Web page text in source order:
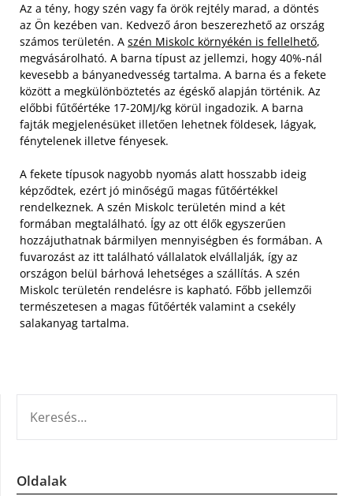
Az a tény, hogy szén vagy fa örök rejtély marad, a döntés
az Ön kezében van. Kedvező áron beszerezhető az ország
számos területén. A szén Miskolc környékén is fellelhető,
megvásárolható. A barna típust az jellemzi, hogy 40%-nál
kevesebb a bányanedvesség tartalma. A barna és a fekete
között a megkülönböztetés az égéskő alapján történik. Az
előbbi fűtőértéke 17-20MJ/kg körül ingadozik. A barna
fajták megjelenésüket illetően lehetnek földesek, lágyak,
fénytelenek illetve fényesek.
A fekete típusok nagyobb nyomás alatt hosszabb ideig
képződtek, ezért jó minőségű magas fűtőértékkel
rendelkeznek. A szén Miskolc területén mind a két
formában megtalálható. Így az ott élők egyszerűen
hozzájuthatnak bármilyen mennyiségben és formában. A
fuvarozást az itt található vállalatok elvállalják, így az
országon belül bárhová lehetséges a szállítás. A szén
Miskolc területén rendelésre is kapható. Főbb jellemzői
természetesen a magas fűtőérték valamint a csekély
salakanyag tartalma.
Oldalak